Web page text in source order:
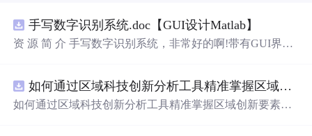
手写数字识别系统.doc【GUI设计Matlab】
资 源 简 介 手写数字识别系统，非常好的啊!带有GUI界
带有直观的图形用户界面（GUI），非常容易使用。你只
需要将手写数字输入系统，它将立即给出准确的识别结
如何通过区域科技创新分析工具精准掌握区域创新要素分布与产业链融合现状？.docx
如何通过区域科技创新分析工具精准掌握区域创新要素分